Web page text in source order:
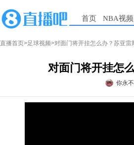
首页 NBA视频
直播首页>足球视频>对面门将开挂怎么办？苏亚雷
对面门将开挂怎
你永